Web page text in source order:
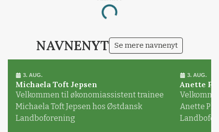
Loading...
NAVNENYT Se mere navnenyt
3. AUG.
Michaela Toft Jepsen
Velkommen til økonomiassistent trainee
Michaela Toft Jepsen hos Østdansk
Landboforening
3. AUG.
Anette
Anette